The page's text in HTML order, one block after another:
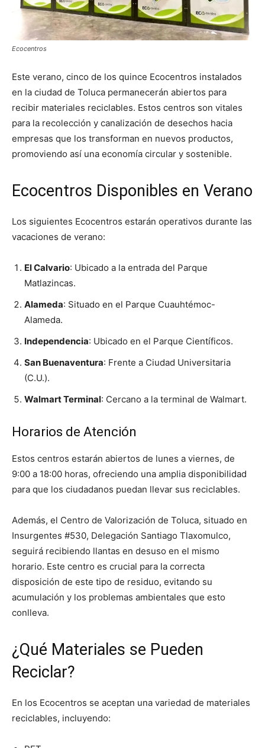
Ecocentros
Este verano, cinco de los quince Ecocentros instalados
en la ciudad de Toluca permanecerán abiertos para
recibir materiales reciclables. Estos centros son vitales
para la recolección y canalización de desechos hacia
empresas que los transforman en nuevos productos,
promoviendo así una economía circular y sostenible.
Ecocentros Disponibles en Verano
Los siguientes Ecocentros estarán operativos durante las
vacaciones de verano:
El Calvario: Ubicado a la entrada del Parque
Matlazincas.
Alameda: Situado en el Parque Cuauhtémoc-
Alameda.
Independencia: Ubicado en el Parque Científicos.
San Buenaventura: Frente a Ciudad Universitaria
(C.U.).
Walmart Terminal: Cercano a la terminal de Walmart.
Horarios de Atención
Estos centros estarán abiertos de lunes a viernes, de
9:00 a 18:00 horas, ofreciendo una amplia disponibilidad
para que los ciudadanos puedan llevar sus reciclables.
Además, el Centro de Valorización de Toluca, situado en
Insurgentes #530, Delegación Santiago Tlaxomulco,
seguirá recibiendo llantas en desuso en el mismo
horario. Este centro es crucial para la correcta
disposición de este tipo de residuo, evitando su
acumulación y los problemas ambientales que esto
conlleva.
¿Qué Materiales se Pueden
Reciclar?
En los Ecocentros se aceptan una variedad de materiales
reciclables, incluyendo: